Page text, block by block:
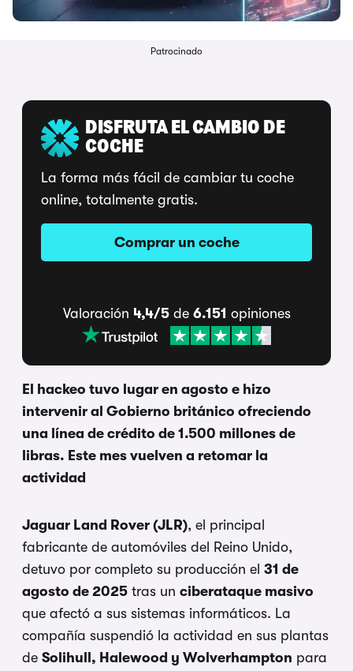
Patrocinado
DISFRUTA EL CAMBIO DE
COCHE
La forma más fácil de cambiar tu coche
online, totalmente gratis.
Comprar un coche
Valoración 4,4/5de 6.151 opiniones
El hackeo tuvo lugar en agosto e hizo
intervenir al Gobierno británico ofreciendo
una línea de crédito de 1.500 millones de
libras. Este mes vuelven a retomar la
actividad
Jaguar Land Rover (JLR), el principal
fabricante de automóviles del Reino Unido,
detuvo por completo su producción el 31 de
agosto de 2025 tras un ciberataque masivo
que afectó a sus sistemas informáticos. La
compañía suspendió la actividad en sus plantas
de Solihull, Halewood y Wolverhampton para